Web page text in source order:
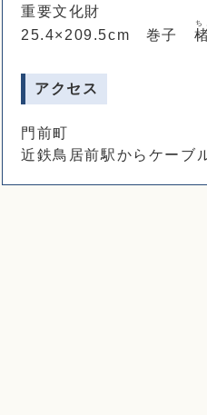
重要文化財
25.4×209.5cm 巻子
ち
アクセス
門前町
近鉄鳥居前駅からケーブ